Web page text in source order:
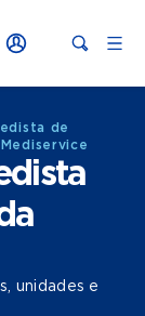
de
unidades e